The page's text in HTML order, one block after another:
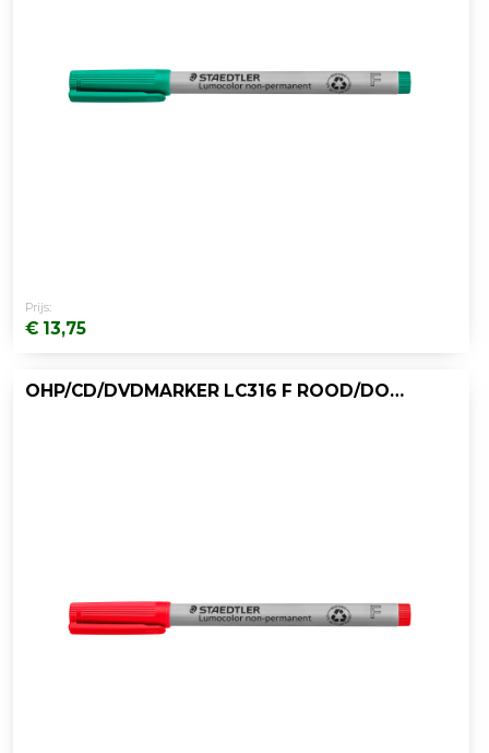
Prijs:
€ 13,75
OHP/CD/DVDMARKER LC316 F ROOD/DOOS 10